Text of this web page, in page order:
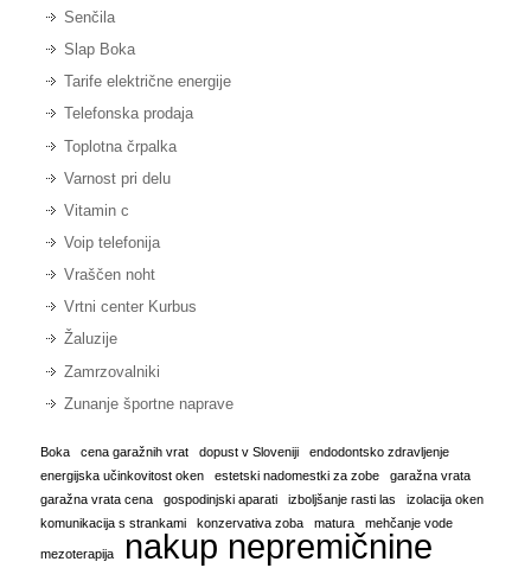
Senčila
Slap Boka
Tarife električne energije
Telefonska prodaja
Toplotna črpalka
Varnost pri delu
Vitamin c
Voip telefonija
Vraščen noht
Vrtni center Kurbus
Žaluzije
Zamrzovalniki
Zunanje športne naprave
Boka cena garažnih vrat dopust v Sloveniji
endodontsko zdravljenje
energijska učinkovitost oken
estetski nadomestki za zobe
garažna vrata
garažna vrata cena
gospodinjski aparati izboljšanje rasti las
izolacija oken
komunikacija s strankami
konzervativa zoba matura mehčanje vode
mezoterapija nakup nepremičnine